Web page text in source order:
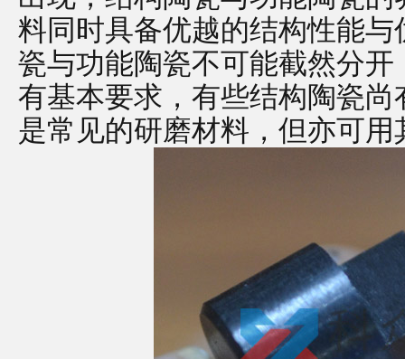
料同时具备优越的结构性能
瓷与功能陶瓷不可能截然分
有基本要求，有些结构陶瓷
是常见的研磨材料，但亦可